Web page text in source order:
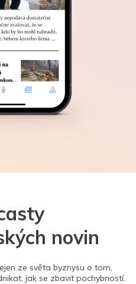
novin
ze světa byznysu o tom,
jak se zbavit pochybností.